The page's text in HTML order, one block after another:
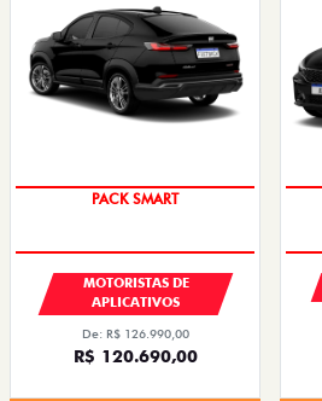
PACK SMART
MOTORISTAS DE
APLICATIVOS
De: R$ 126.990,00
R$ 120.690,00